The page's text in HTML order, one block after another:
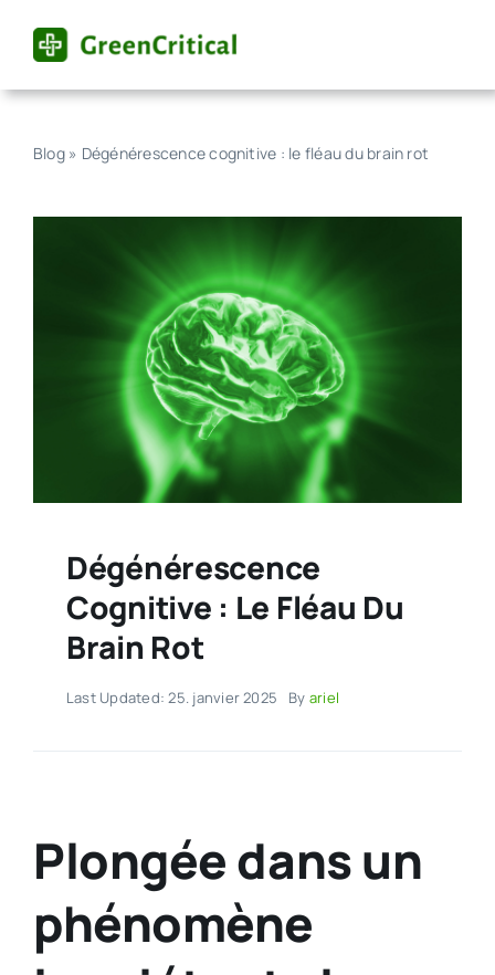
Blog» Dégénérescence cognitive : le fléau du brain rot
Dégénérescence
Cognitive : Le Fléau Du
Brain Rot
Last Updated: 25. janvier 2025 By ariel
Plongée dans un
phénomène